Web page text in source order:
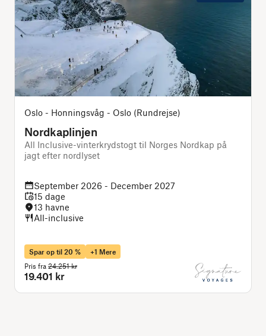
Oslo - Honningsvåg - Oslo (Rundrejse)
Nordkaplinjen
All Inclusive-vinterkrydstogt til Norges Nordkap på
jagt efter nordlyset
September 2026 - December 2027
15 dage
13 havne
All-inclusive
Spar op til 20 %
+1 Mere
Pris fra 24.251 kr
19.401 kr